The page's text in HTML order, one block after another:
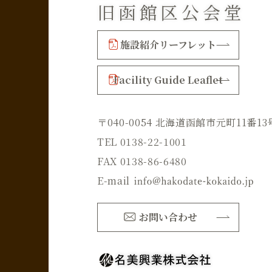
旧函館区公会堂
施設紹介リーフレット
Facility Guide Leaflet
〒040-0054 北海道函館市元町11番13
TEL 0138-22-1001
FAX 0138-86-6480
E-mail
お問い合わせ